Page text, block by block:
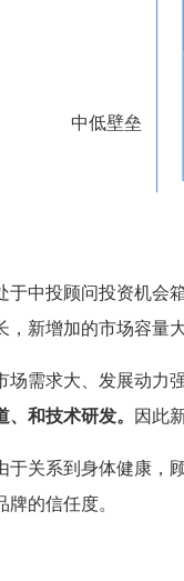
中低壁垒
于中投顾问投资机会
，新增加的市场容量
场需求大、发展动力
和技术研发。
因此
于关系到身体健康，
的信任度。